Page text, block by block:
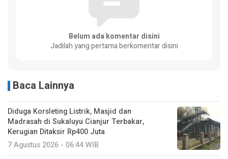
Belum ada komentar disini
Jadilah yang pertama berkomentar disini
Baca Lainnya
Diduga Korsleting Listrik, Masjid dan
Madrasah di Sukaluyu Cianjur Terbakar,
Kerugian Ditaksir Rp400 Juta
7 Agustus 2026 - 06:44 WIB